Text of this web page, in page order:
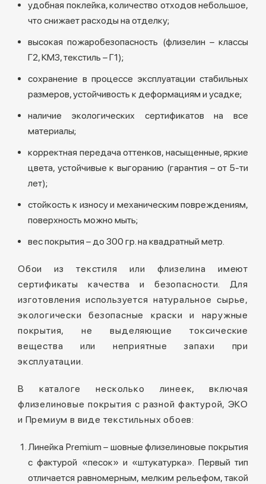
удобная поклейка, количество отходов небольшое,
что снижает расходы на отделку;
высокая пожаробезопасность (флизелин – классы
Г2, КМ3, текстиль – Г1);
сохранение в процессе эксплуатации стабильных
размеров, устойчивость к деформациям и усадке;
наличие экологических сертификатов на все
материалы;
корректная передача оттенков, насыщенные, яркие
цвета, устойчивые к выгоранию (гарантия – от 5-ти
лет);
стойкость к износу и механическим повреждениям,
поверхность можно мыть;
вес покрытия – до 300 гр. на квадратный метр.
Обои из текстиля или флизелина имеют
сертификаты качества и безопасности. Для
изготовления используется натуральное сырье,
экологически безопасные краски и наружные
покрытия, не выделяющие токсические
вещества или неприятные запахи при
эксплуатации.
В каталоге несколько линеек, включая
флизелиновые покрытия с разной фактурой, ЭКО
и Премиум в виде текстильных обоев:
Линейка Premium – шовные флизелиновые покрытия
с фактурой «песок» и «штукатурка». Первый тип
отличается равномерным, мелким рельефом, такой